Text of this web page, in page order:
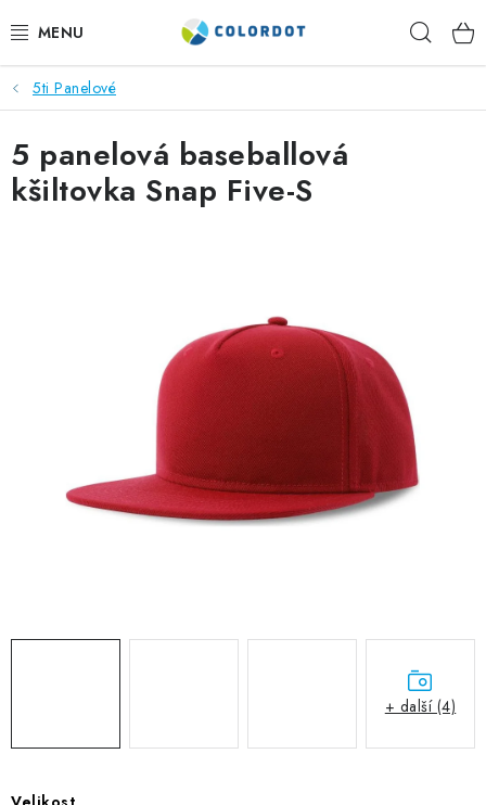
na
REKLAMNÍ TEXTIL
REKLAMNÍ PŘEDMĚTY
ČEPICE A DOPLŇKY
DIGITÁLNÍ TISK
Výměna/vrácení zboží
Vánoční trička
Kontakty
Akce a slevy
5ti Panelové
5 panelová baseballová
kšiltovka Snap Five-S
+ další (4)